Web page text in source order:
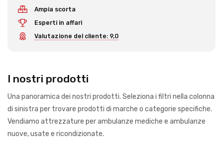
Ampia scorta
Esperti in affari
Valutazione del cliente: 9,0
I nostri prodotti
Una panoramica dei nostri prodotti. Seleziona i filtri nella colonna
di sinistra per trovare prodotti di marche o categorie specifiche.
Vendiamo attrezzature per ambulanze mediche e ambulanze
nuove, usate e ricondizionate.